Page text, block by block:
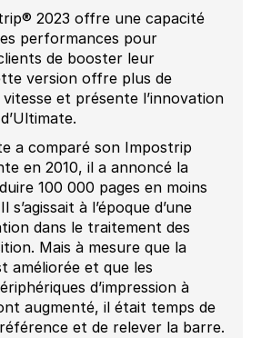
2023 offre une capacité
performances pour
de booster leur
version offre plus de
et présente l’innovation
a comparé son Impostrip
en 2010, il a annoncé la
100 000 pages en moins
s’agissait à l’époque d’une
dans le traitement des
Mais à mesure que la
améliorée et que les
d’impression à
augmenté, il était temps de
et de relever la barre.